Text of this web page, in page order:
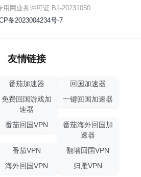
用网业务许可证 B1-20231050
备2023004234号-7
友情链接
番茄加速器
回国加速器
免费回国游戏加
速器
一键回国加速器
番茄回国VPN
番茄海外回国加
速器
番茄VPN
翻墙回国VPN
海外回国VPN 归雁VPN